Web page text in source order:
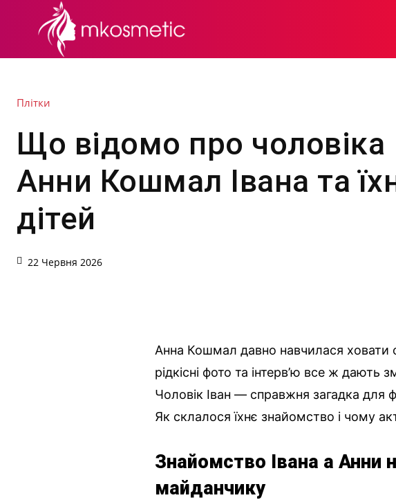
Плітки
Що відомо про чоловіка
Анни Кошмал Івана та
дітей
22 Червня 2026
Анна Кошмал давно навчилася ховати
рідкісні фото та інтерв’ю все ж дають
Чоловік Іван — справжня загадка для
Як склалося їхнє знайомство і чому
Знайомство Івана а Анни
майданчику